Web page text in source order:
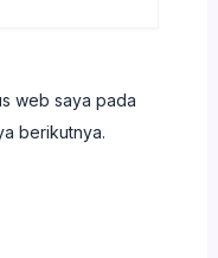
web saya pada
berikutnya.